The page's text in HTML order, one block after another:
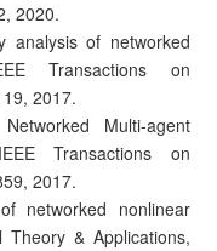
2020.
analysis of networked
Transactions on
2017.
Multi-agent
Transactions on
2017.
networked nonlinear
Theory & Applications,